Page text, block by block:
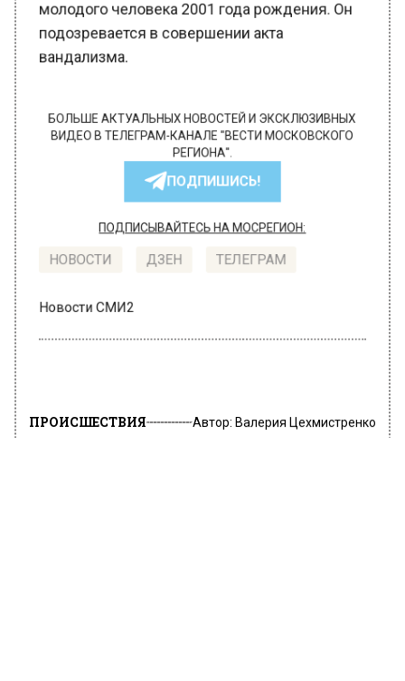
молодого человека 2001 года рождения. Он
подозревается в совершении акта
вандализма.
БОЛЬШЕ АКТУАЛЬНЫХ НОВОСТЕЙ И ЭКСКЛЮЗИВНЫХ
ВИДЕО В ТЕЛЕГРАМ-КАНАЛЕ "ВЕСТИ МОСКОВСКОГО
РЕГИОНА".
ПОДПИШИСЬ!
ПРОИСШЕСТВИЯ Автор: Валерия Цехмистренко